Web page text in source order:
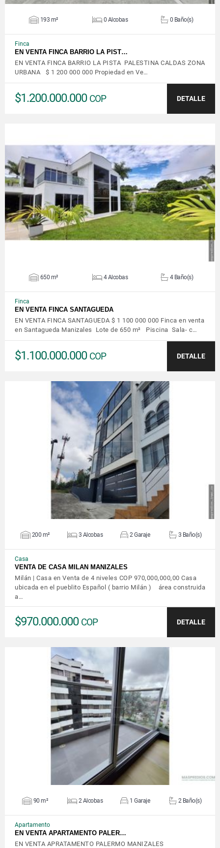
193 m² 0 Alcobas 0 Baño(s)
Finca
EN VENTA FINCA BARRIO LA PIST…
EN VENTA FINCA BARRIO LA PISTA PALESTINA CALDAS ZONA
URBANA $ 1 200 000 000 Propiedad en Ve…
$1.200.000.000 COP DETALLE
VER DETALLES
650 m² 4 Alcobas 4 Baño(s)
Finca
EN VENTA FINCA SANTAGUEDA
EN VENTA FINCA SANTAGUEDA $ 1 100 000 000 Finca en venta
en Santagueda Manizales Lote de 650 m² Piscina Sala- c…
$1.100.000.000 COP DETALLE
VER DETALLES
200 m² 3 Alcobas 2 Garaje 3 Baño(s)
Casa
VENTA DE CASA MILAN MANIZALES
Milán | Casa en Venta de 4 niveles COP 970,000,000,00 Casa
ubicada en el pueblito Español ( barrio Milán ) área construida
a…
$970.000.000 COP DETALLE
VER DETALLES
90 m² 2 Alcobas 1 Garaje 2 Baño(s)
Apartamento
EN VENTA APARTAMENTO PALER…
EN VENTA APRATAMENTO PALERMO MANIZALES